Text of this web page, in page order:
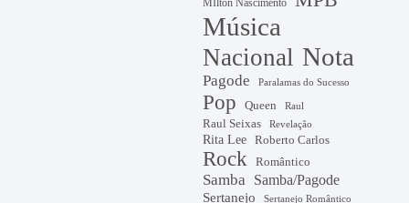
MIlton Nascimento
Música
Nacional Nota
Pagode Paralamas do Sucesso
Pop Queen Raul
Raul Seixas Revelação
Rita Lee Roberto Carlos
Rock Romântico
Samba
Samba/Pagode
Sertanejo
Sertanejo Romântico